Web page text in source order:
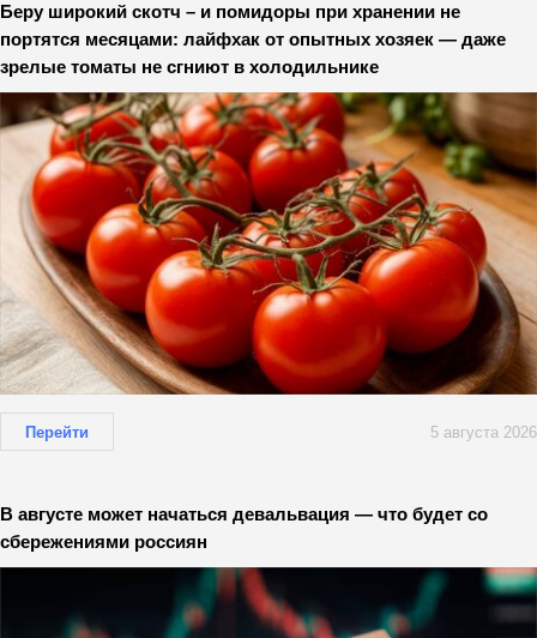
Беру широкий скотч – и помидоры при хранении не
портятся месяцами: лайфхак от опытных хозяек — даже
зрелые томаты не сгниют в холодильнике
Перейти 5 августа 2026
В августе может начаться девальвация — что будет со
сбережениями россиян